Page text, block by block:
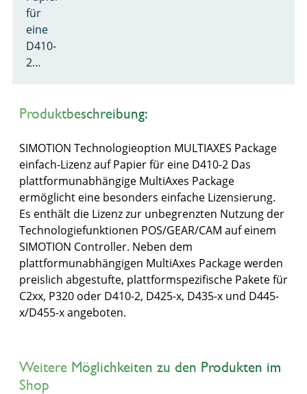
für
eine
D410-
2…
Produktbeschreibung:
SIMOTION Technologieoption MULTIAXES Package
einfach-Lizenz auf Papier für eine D410-2 Das
plattformunabhängige MultiAxes Package
ermöglicht eine besonders einfache Lizensierung.
Es enthält die Lizenz zur unbegrenzten Nutzung der
Technologiefunktionen POS/GEAR/CAM auf einem
SIMOTION Controller. Neben dem
plattformunabhängigen MultiAxes Package werden
preislich abgestufte, plattformspezifische Pakete für
C2xx, P320 oder D410-2, D425-x, D435-x und D445-
x/D455-x angeboten.
Weitere Möglichkeiten zu den Produkten im
Shop